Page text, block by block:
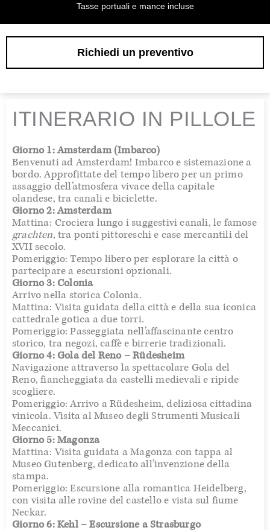
Tasse portuali e mance incluse
Richiedi un preventivo
ITINERARIO IN PILLOLE
Giorno 1: Amsterdam (Imbarco)
Benvenuti ad Amsterdam! Imbarco e sistemazione a
bordo. Approfittate del tempo libero per un primo
assaggio dell’atmosfera vivace della capitale
olandese, tra canali e biciclette.
Giorno 2: Amsterdam
Mattina: Crociera lungo i suggestivi canali, le famose
grachten, tra ponti pittoreschi e case mercantili del
XVII secolo.
Pomeriggio: Tempo libero per esplorare la città o
partecipare a escursioni opzionali.
Giorno 3: Colonia
Arrivo nella storica Colonia.
Mattina: Visita guidata della città e della sua iconica
cattedrale gotica a due torri.
Pomeriggio: Passeggiata nell’affascinante centro
storico, tra negozi, caffè e birrerie tradizionali.
Giorno 4: Gola del Reno – Rüdesheim
Navigazione attraverso la spettacolare Gola del
Reno, fiancheggiata da castelli medievali e ripide
scogliere.
Pomeriggio: Arrivo a Rüdesheim, deliziosa cittadina
vinicola. Visita al Museo degli Strumenti Musicali
Meccanici.
Giorno 5: Magonza
Mattina: Visita guidata a Magonza con tappa al
Museo Gutenberg, dedicato all’invenzione della
stampa.
Pomeriggio: Escursione alla romantica Heidelberg,
con visita alle rovine del castello e vista sul fiume
Neckar.
Giorno 6: Kehl – Escursione a Strasburgo